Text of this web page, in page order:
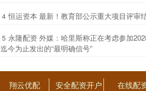
4 恒运资本 最新！教育部公示重大项目评审
5 永隆配资 外媒：哈里斯称正在考虑参加
迄今为止发出的“最明确信号”
翔云优配 安全配资开户 在线配